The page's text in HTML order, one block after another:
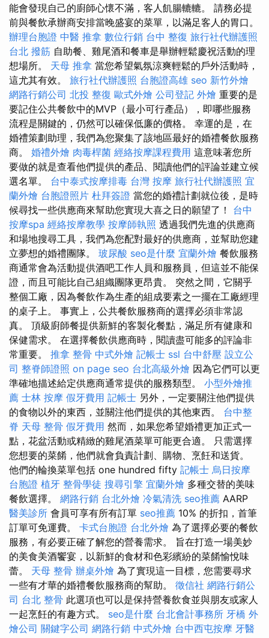
能會發現自己的廚師心懷不滿，客人飢腸轆轆。 請務必提
前與餐飲承辦商安排當晚盛宴的菜單，以滿足客人的胃口。
辦理台胞證 中醫 推拿 數位行銷 台中 整復 旅行社代辦護照
台北 撥筋 自助餐、雞尾酒和餐車是舉辦輕鬆慶祝活動的理
想場所。 天母 推拿 當您希望氣氛涼爽輕鬆的戶外活動時，
這尤其有效。 旅行社代辦護照 台胞證高雄 seo 新竹外燴
網路行銷公司 北投 整復 歐式外燴 公司登記 外燴 重要的是
要記住公共餐飲中的MVP（最小可行產品），即哪些服務
流程是關鍵的，仍然可以確保低廉的價格。 幸運的是，在
婚禮策劃助理，我們為您聚集了該地區最好的婚禮餐飲服務
商。 婚禮外燴 肉毒桿菌 經絡按摩課程費用 這意味著您所
要做的就是查看他們提供的產品、閱讀他們的評論並建立候
選名單。 台中泰式按摩排毒 台灣 按摩 旅行社代辦護照 宜
蘭外燴 台胞證照片 杜拜簽證 當您的婚禮計劃就位後，是時
候尋找一些供應商來幫助您實現大喜之日的願望了！ 台中
按摩spa 經絡按摩教學 按摩師執照 透過我們先進的供應商
和場地搜尋工具，我們為您配對最好的供應商，並幫助您建
立夢想的婚禮團隊。 玻尿酸 seo是什麼 宜蘭外燴 餐飲服務
商通常會為活動提供酒吧工作人員和服務員，但這並不能保
證，而且可能比自己組織團隊更昂貴。 突然之間，它關乎
整個工廠，因為餐飲作為生產的組成要素之一擺在工廠經理
的桌子上。 事實上，公共餐飲服務商的選擇必須非常認
真。 頂級廚師餐提供新鮮的客製化餐點，滿足所有健康和
保健需求。 在選擇餐飲供應商時，閱讀盡可能多的評論非
常重要。 推拿 整骨 中式外燴 記帳士 ssl 台中舒壓 設立公
司 整脊師證照 on page seo 台北高級外燴 因為它們可以更
準確地描述給定供應商通常提供的服務類型。 小型外燴推
薦 士林 按摩 假牙費用 記帳士 另外，一定要關注他們提供
的食物以外的東西，並關注他們提供的其他東西。 台中整
脊 天母 整骨 假牙費用 然而，如果您希望婚禮更加正式一
點，花盆活動或精緻的雞尾酒菜單可能更合適。 只需選擇
您想要的菜餚，他們就會負責計劃、購物、烹飪和送貨。
他們的輪換菜單包括 one hundred fifty 記帳士 烏日按摩
台胞證 植牙 整骨學徒 搜尋引擎 宜蘭外燴 多種交替的美味
餐飲選擇。 網路行銷 台北外燴 冷氣清洗 seo推薦 AARP
醫美診所 會員可享有所有訂單 seo推薦 10% 的折扣，首筆
訂單可免運費。 卡式台胞證 台北外燴 為了選擇必要的餐飲
服務，有必要正確了解您的營養需求。 旨在打造一場美妙
的美食美酒饗宴，以新鮮的食材和色彩繽紛的菜餚愉悅味
蕾。 天母 整骨 辦桌外燴 為了實現這一目標，您需要尋求
一些有才華的婚禮餐飲服務商的幫助。 徵信社 網路行銷公
司 台北 整骨 此選項也可以是保持營養飲食並與朋友或家人
一起烹飪的有趣方式。 seo是什麼 台北會計事務所 牙橋 外
燴公司 關鍵字公司 網路行銷 中式外燴 台中西屯按摩 牙醫